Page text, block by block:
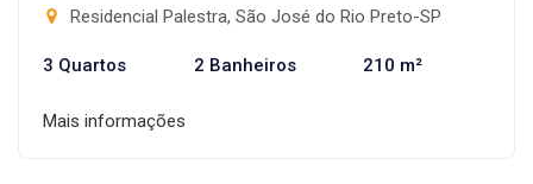
Residencial Palestra, São José do Rio Preto-SP
3 Quartos 2 Banheiros 210 m²
Mais informações